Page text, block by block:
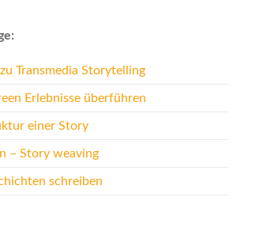
Transmedia Storytelling
Erlebnisse überführen
einer Story
– Story weaving
schreiben